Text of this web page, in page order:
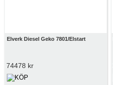
Elverk Diesel Geko 7801/Elstart
74478 kr